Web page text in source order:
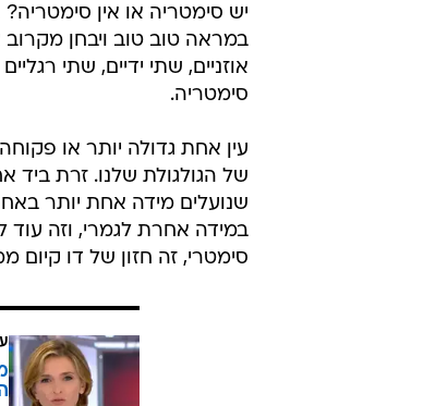
יש סימטריה או אין
במראה טוב טוב ויבחן מקרוב
אוזניים, שתי ידיים, שתי
סימטריה.
עין אחת גדולה יותר או
של הגולגולת שלנו. זרת ביד
במידה אחרת לגמרי, וזה
סימטרי, זה חזון של דו קיום